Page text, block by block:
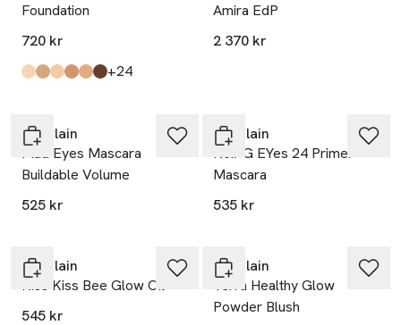
Foundation
720 kr
Produkten finns i färgerna:
0.5n,
3n,
1n,
4n,
3w,
7n, +24till
Amira EdP
2 370 kr
Guerlain
Mad Eyes Mascara
Buildable Volume
525 kr
Guerlain
Noir G EYes 24 Primer
Mascara
535 kr
Guerlain
Kiss Kiss Bee Glow Oil
545 kr
Guerlain
Terra Healthy Glow
Powder Blush